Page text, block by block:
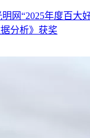
网“2025年度百大
分析》获奖